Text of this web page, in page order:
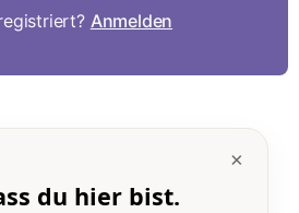
Anmelden
×
du hier bist.